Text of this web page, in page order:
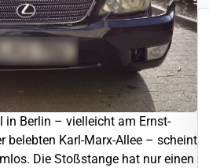
in Berlin – vielleicht am Ernst-
belebten Karl-Marx-Allee – scheint
Die Stoßstange hat nur einen